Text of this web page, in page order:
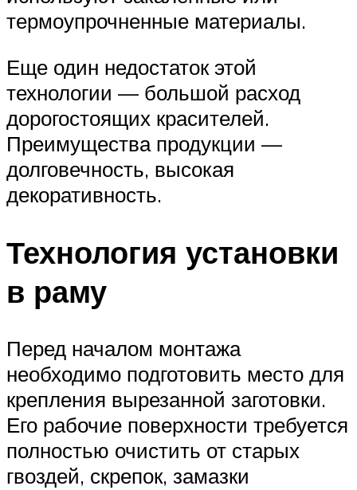
термоупрочненные материалы.
Еще один недостаток этой
технологии — большой расход
дорогостоящих красителей.
Преимущества продукции —
долговечность, высокая
декоративность.
Технология установки
в раму
Перед началом монтажа
необходимо подготовить место для
крепления вырезанной заготовки.
Его рабочие поверхности требуется
полностью очистить от старых
гвоздей, скрепок, замазки